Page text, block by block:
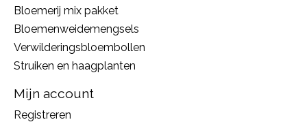
Bloemerij mix pakket
Bloemenweidemengsels
Verwilderingsbloembollen
Struiken en haagplanten
Mijn account
Registreren